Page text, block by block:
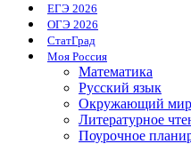
ЕГЭ 2026
ОГЭ 2026
СтатГрад
Моя Россия
Математика
Русский язык
Окружающий мир
Литературное
Поурочное